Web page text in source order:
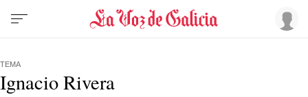
TEMA
Ignacio Rivera